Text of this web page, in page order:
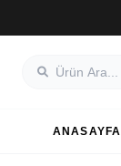
ANASAYFA